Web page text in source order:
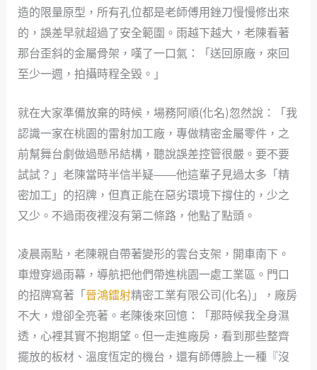
造的限量原型，所有孔位都是老師傅用銼刀慢慢修出來
的，誤差早就超過了安全範圍。雨越下越大，老陳看著
那台歪斜的金屬骨架，嘆了一口氣：「送回原廠，來回
至少一週，拍攝時程全毀。」
就在大家準備放棄的時候，場務阿順(化名)忽然說：「我
認識一家在桃園的雷射加工廠，專做精密金屬零件，之
前幫舞台劇做過懸吊結構，聽說誤差控管很嚴。要不要
試試？」老陳當時半信半疑——他這輩子見過太多「精
密加工」的招牌，但真正能在惡劣環境下撐住的，少之
又少。不過雨夜裡沒有第二條路，他點了點頭。
凌晨兩點，老陳親自帶著變形的雲台支架，開車南下。
車燈穿過雨幕，導航把他們帶進桃園一處工業區。門口
的招牌寫著「 晉鴻鐳射精密工業有限公司(化名)」，廠房
不大，燈卻全亮著。老陳後來回憶：「那時候我全身濕
透，心裡其實不抱期望。但一走進廠房，看到那些整齊
擺放的板材、溫度恆定的機台，還有師傅臉上一種『沒